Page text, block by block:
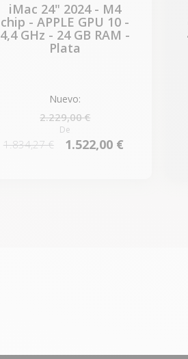
iMac 24" 2024 - M4
chip - APPLE GPU 10 -
4,4 GHz - 24 GB RAM -
Plata
Nuevo:
2.229,00 €
De
1.834,27 € 1.522,00 €